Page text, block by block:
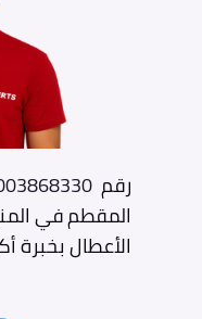
رقم
المقطم في
الأعطال بخبرة أكثر